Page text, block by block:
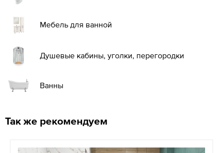
Мебель для ванной
Душевые кабины, уголки, перегородки
Ванны
Так же рекомендуем